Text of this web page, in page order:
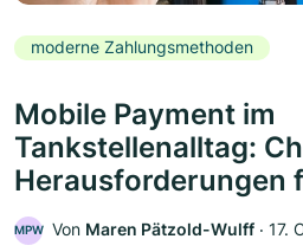
moderne Zahlungsmethoden
Mobile Payment im
Tankstellenalltag:
Herausforderungen
MPW Von Maren Pätzold-Wulff ‧ 17.